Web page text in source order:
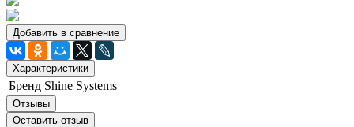
Добавить в сравнение
Характеристики
Бренд Shine Systems
Отзывы
Оставить отзыв